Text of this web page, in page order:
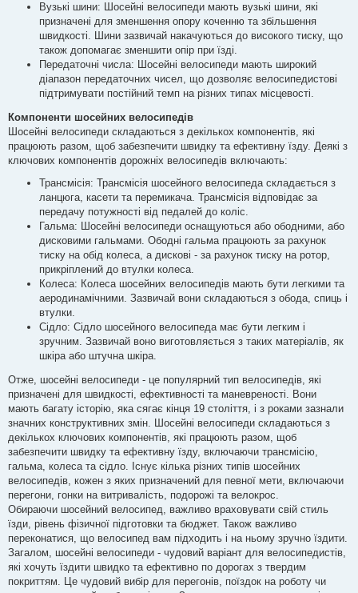
Вузькі шини: Шосейні велосипеди мають вузькі шини, які
призначені для зменшення опору коченню та збільшення
швидкості. Шини зазвичай накачуються до високого тиску, що
також допомагає зменшити опір при їзді.
Передаточні числа: Шосейні велосипеди мають широкий
діапазон передаточних чисел, що дозволяє велосипедистові
підтримувати постійний темп на різних типах місцевості.
Компоненти шосейних велосипедів
Шосейні велосипеди складаються з декількох компонентів, які
працюють разом, щоб забезпечити швидку та ефективну їзду. Деякі з
ключових компонентів дорожніх велосипедів включають:
Трансмісія: Трансмісія шосейного велосипеда складається з
ланцюга, касети та перемикача. Трансмісія відповідає за
передачу потужності від педалей до коліс.
Гальма: Шосейні велосипеди оснащуються або ободними, або
дисковими гальмами. Ободні гальма працюють за рахунок
тиску на обід колеса, а дискові - за рахунок тиску на ротор,
прикріплений до втулки колеса.
Колеса: Колеса шосейних велосипедів мають бути легкими та
аеродинамічними. Зазвичай вони складаються з обода, спиць і
втулки.
Сідло: Сідло шосейного велосипеда має бути легким і
зручним. Зазвичай воно виготовляється з таких матеріалів, як
шкіра або штучна шкіра.
Отже, шосейні велосипеди - це популярний тип велосипедів, які
призначені для швидкості, ефективності та маневреності. Вони
мають багату історію, яка сягає кінця 19 століття, і з роками зазнали
значних конструктивних змін. Шосейні велосипеди складаються з
декількох ключових компонентів, які працюють разом, щоб
забезпечити швидку та ефективну їзду, включаючи трансмісію,
гальма, колеса та сідло. Існує кілька різних типів шосейних
велосипедів, кожен з яких призначений для певної мети, включаючи
перегони, гонки на витривалість, подорожі та велокрос.
Обираючи шосейний велосипед, важливо враховувати свій стиль
їзди, рівень фізичної підготовки та бюджет. Також важливо
переконатися, що велосипед вам підходить і на ньому зручно їздити.
Загалом, шосейні велосипеди - чудовий варіант для велосипедистів,
які хочуть їздити швидко та ефективно по дорогах з твердим
покриттям. Це чудовий вибір для перегонів, поїздок на роботу чи